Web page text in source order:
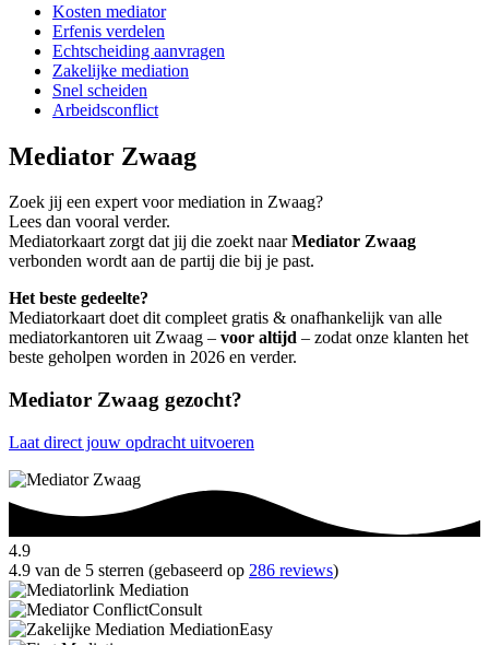
Kosten mediator
Erfenis verdelen
Echtscheiding aanvragen
Zakelijke mediation
Snel scheiden
Arbeidsconflict
Mediator Zwaag
Zoek jij een expert voor mediation in Zwaag?
Lees dan vooral verder.
Mediatorkaart zorgt dat jij die zoekt naarMediator Zwaag
verbonden wordt aan de partij die bij je past.
Het beste gedeelte?
Mediatorkaart doet dit compleet gratis & onafhankelijk van alle
mediatorkantoren uit Zwaag – voor altijd – zodat onze klanten het
beste geholpen worden in 2026 en verder.
Mediator Zwaag gezocht?
Laat direct jouw opdracht uitvoeren
4.9
4.9 van de 5 sterren (gebaseerd op 286 reviews)